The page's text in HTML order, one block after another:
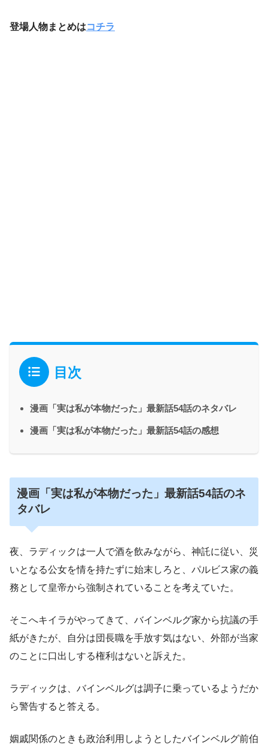
登場人物まとめはコチラ
目次
漫画「実は私が本物だった」最新話54話のネタバレ
漫画「実は私が本物だった」最新話54話の感想
漫画「実は私が本物だった」最新話54話のネ
タバレ
夜、ラディックは一人で酒を飲みながら、神託に従い、災
いとなる公女を情を持たずに始末しろと、パルビス家の義
務として皇帝から強制されていることを考えていた。
そこへキイラがやってきて、バインベルグ家から抗議の手
紙がきたが、自分は団長職を手放す気はない、外部が当家
のことに口出しする権利はないと訴えた。
ラディックは、バインベルグは調子に乗っているようだか
ら警告すると答える。
姻戚関係のときも政治利用しようとしたバインベルグ前伯